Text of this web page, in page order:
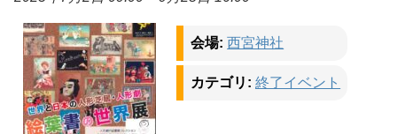
会場: 西宮神社
カテゴリ: 終了イベント